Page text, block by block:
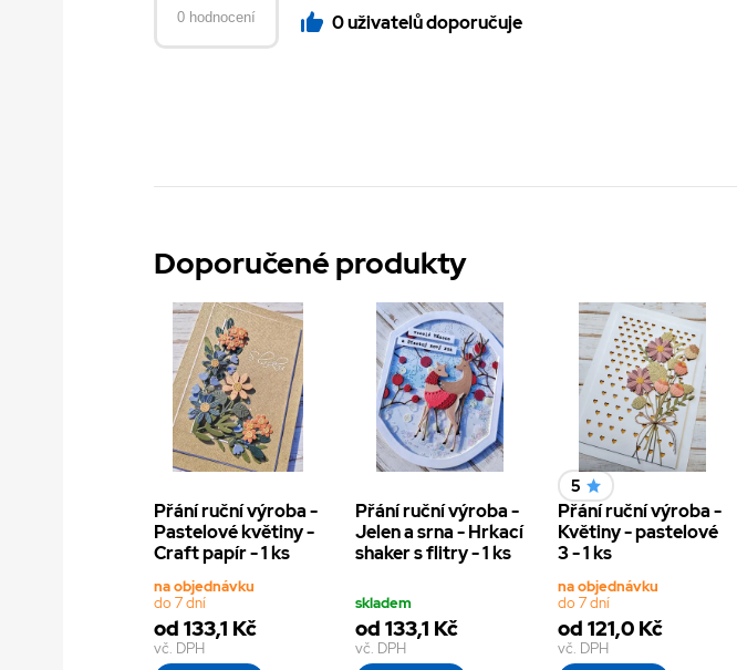
0 hodnocení 0 uživatelů doporučuje
Doporučené produkty
Přání ruční výroba -
Pastelové květiny -
Craft papír - 1 ks
na objednávku
do 7 dní
od 133,1 Kč
vč. DPH
Přání ruční výroba -
Jelen a srna - Hrkací
shaker s flitry - 1 ks
skladem
od 133,1 Kč
vč. DPH
5
Přání ruční výroba -
Květiny - pastelové
3 - 1 ks
na objednávku
do 7 dní
od 121,0 Kč
vč. DPH